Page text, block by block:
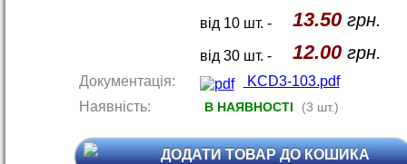
від 10 шт. - 13.50грн.
від 30 шт. - 12.00грн.
Документація:
KCD3-103.pdf
Наявність:
В НАЯВНОСТІ (3 шт.)
ДОДАТИ ТОВАР ДО КОШИКА